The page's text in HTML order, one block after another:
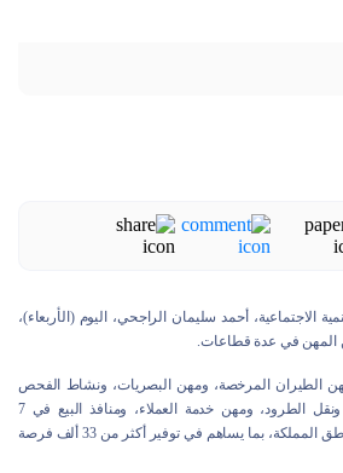
الاجتماعية، أحمد سليمان الراجحي، اليوم (الأربعاء)،
الطيران المرخصة، ومهن البصريات، ونشاط الفحص
الدوري، ومنافذ خدمات البريد ونقل الطرود، ومهن خدمة العملاء، ومنافذ البيع في 7
أنشطة اقتصادية في مختلف مناطق المملكة، بما يساهم في توفير أكثر من 33 ألف فرصة